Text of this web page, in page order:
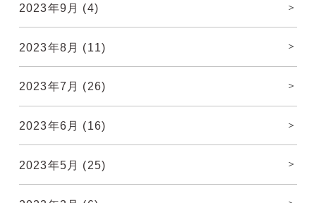
2023年9月 (4)
2023年8月 (11)
2023年7月 (26)
2023年6月 (16)
2023年5月 (25)